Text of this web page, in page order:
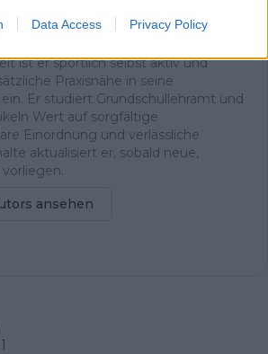
Data Access Privacy Policy
zeitnah einzuordnen.
ist er sportlich selbst aktiv und
Praxisnähe in seine
Er studiert Grundschullehramt und
Wert auf sorgfältige
Einordnung und verlässliche
aktualisiert er, sobald neue,
ansehen
1